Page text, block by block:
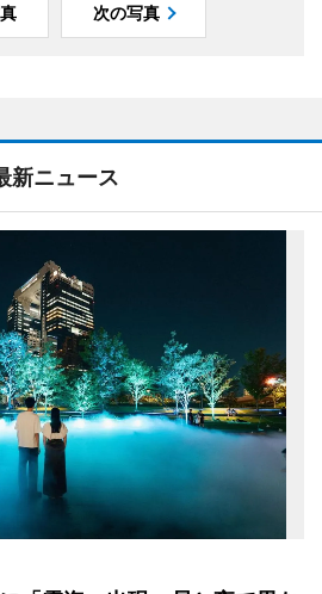
次の写真
新ニュース